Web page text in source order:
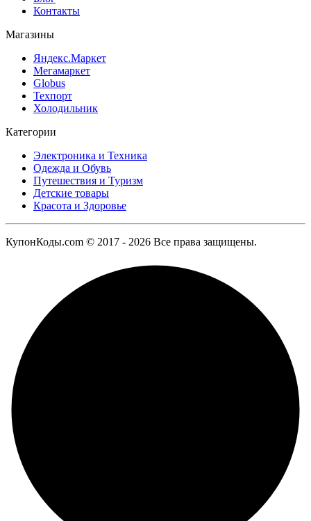
Контакты
Магазины
Яндекс.Маркет
Мегамаркет
Globus
Техпорт
Холодильник
Категории
Электроника и Техника
Одежда и Обувь
Путешествия и Туризм
Детские товары
Красота и Здоровье
КупонКоды.com © 2017 - 2026 Все права защищены.